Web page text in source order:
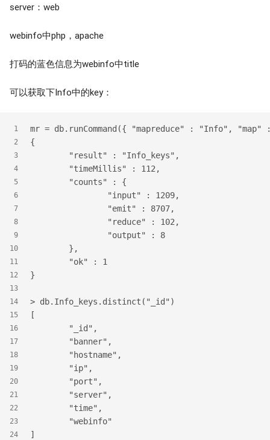
server：web
webinfo中php，apache
打码的蓝色信息为webinfo中title
可以获取下Info中的key：
1
2
3
4
5
6
7
8
9
10
11
12
13
14
15
16
17
18
19
20
21
22
23
24
mr = db.runCommand({ "mapreduce" :
{
	"result" : "Info_keys",
	"timeMillis" : 112,
	"counts" : {
		"input" : 1209,
		"emit" : 8707,
		"reduce" : 102,
		"output" : 8
	},
	"ok" : 1
}
> db.Info_keys.distinct("_id")
[
	"_id",
	"banner",
	"hostname",
	"ip",
	"port",
	"server",
	"time",
	"webinfo"
]